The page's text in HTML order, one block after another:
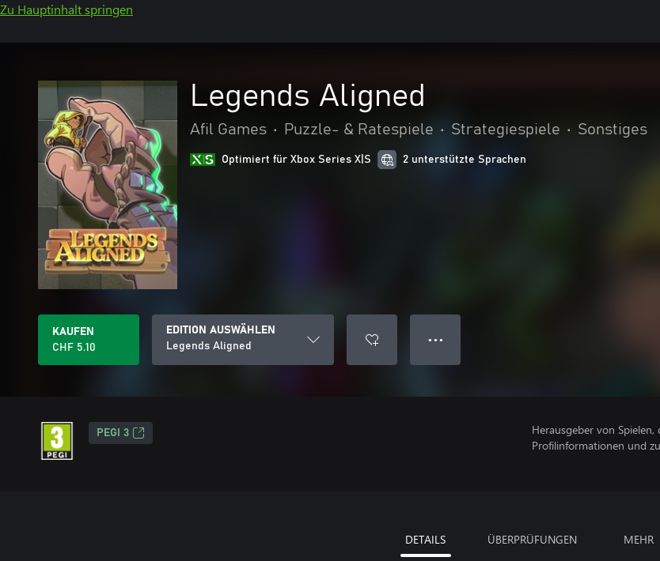
Zu Hauptinhalt springen
Legends Aligned
Afil Games • Puzzle- & Ratespiele • Strategiespiele • Sonstiges
Optimiert für Xbox Series X|S 2 unterstützte Sprachen
KAUFEN
CHF 5.10
EDITION AUSWÄHLEN
Legends Aligned
● ● ●
PEGI 3
Herausgeber von
Profilinformationen und
DETAILS ÜBERPRÜFUNGEN MEHR